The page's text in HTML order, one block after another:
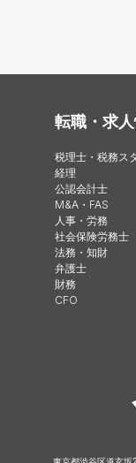
転職・求
税理士・税務ス
経理
公認会計士
M&A・FAS
人事・労務
社会保険労務士
法務・知財
弁護士
財務
CFO